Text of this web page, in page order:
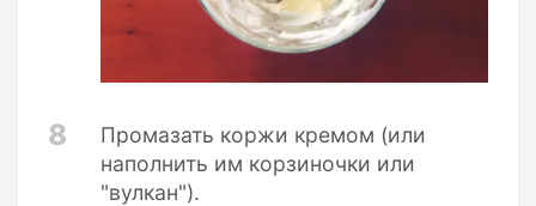
8
Промазать коржи кремом (или
наполнить им корзиночки или
"вулкан").